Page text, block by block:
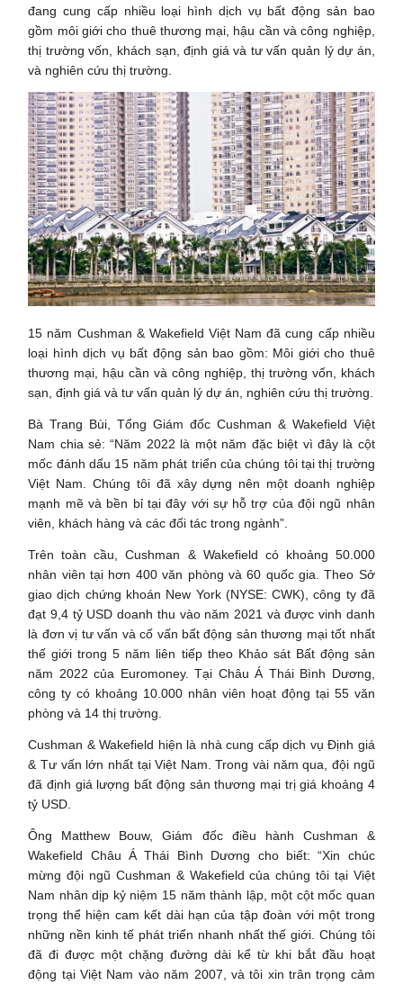
đang cung cấp nhiều loại hình dịch vụ bất động sản bao
gồm môi giới cho thuê thương mại, hậu cần và công nghiệp,
thị trường vốn, khách sạn, định giá và tư vấn quản lý dự án,
và nghiên cứu thị trường.
15 năm Cushman & Wakefield Việt Nam đã cung cấp nhiều
loại hình dịch vụ bất động sản bao gồm: Môi giới cho thuê
thương mại, hậu cần và công nghiệp, thị trường vốn, khách
sạn, định giá và tư vấn quản lý dự án, nghiên cứu thị trường.
Bà Trang Bùi, Tổng Giám đốc Cushman & Wakefield Việt
Nam chia sẻ: “Năm 2022 là một năm đặc biệt vì đây là cột
mốc đánh dấu 15 năm phát triển của chúng tôi tại thị trường
Việt Nam. Chúng tôi đã xây dựng nên một doanh nghiệp
mạnh mẽ và bền bỉ tại đây với sự hỗ trợ của đội ngũ nhân
viên, khách hàng và các đối tác trong ngành”.
Trên toàn cầu, Cushman & Wakefield có khoảng 50.000
nhân viên tại hơn 400 văn phòng và 60 quốc gia. Theo Sở
giao dịch chứng khoán New York (NYSE: CWK), công ty đã
đạt 9,4 tỷ USD doanh thu vào năm 2021 và được vinh danh
là đơn vị tư vấn và cố vấn bất động sản thương mại tốt nhất
thế giới trong 5 năm liên tiếp theo Khảo sát Bất động sản
năm 2022 của Euromoney. Tại Châu Á Thái Bình Dương,
công ty có khoảng 10.000 nhân viên hoạt động tại 55 văn
phòng và 14 thị trường.
Cushman & Wakefield hiện là nhà cung cấp dịch vụ Định giá
& Tư vấn lớn nhất tại Việt Nam. Trong vài năm qua, đội ngũ
đã định giá lượng bất động sản thương mại trị giá khoảng 4
tỷ USD.
Ông Matthew Bouw, Giám đốc điều hành Cushman &
Wakefield Châu Á Thái Bình Dương cho biết: “Xin chúc
mừng đội ngũ Cushman & Wakefield của chúng tôi tại Việt
Nam nhân dịp kỷ niệm 15 năm thành lập, một cột mốc quan
trọng thể hiện cam kết dài hạn của tập đoàn với một trong
những nền kinh tế phát triển nhanh nhất thế giới. Chúng tôi
đã đi được một chặng đường dài kể từ khi bắt đầu hoạt
động tại Việt Nam vào năm 2007, và tôi xin trân trọng cảm